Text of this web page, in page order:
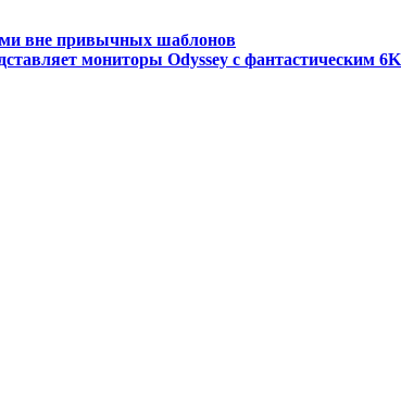
вне привычных шаблонов
мониторы Odyssey с фантастическим